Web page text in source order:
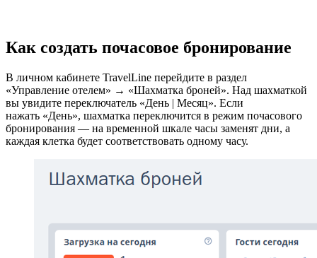
Как создать почасовое бронирование
В личном кабинете TravelLine перейдите в раздел
«Управление отелем» → «Шахматка броней». Над шахматкой
вы увидите переключатель «День | Месяц». Если
нажать «День», шахматка переключится в режим почасового
бронирования — на временной шкале часы заменят дни, а
каждая клетка будет соответствовать одному часу.